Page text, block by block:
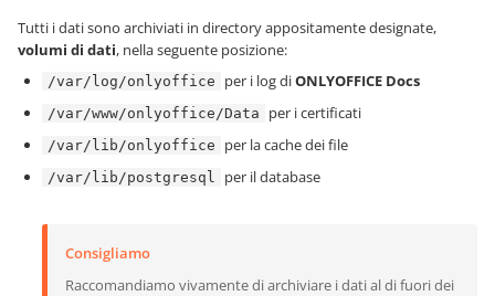
Tutti i dati sono archiviati in directory appositamente designate,
volumi di dati, nella seguente posizione:
/var/log/onlyoffice per i log diONLYOFFICE Docs
/var/www/onlyoffice/Data per i certificati
/var/lib/onlyoffice per la cache dei file
/var/lib/postgresql per il database
Consigliamo
Raccomandiamo vivamente di archiviare i dati al di fuori dei